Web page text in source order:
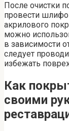
После очистки
провести
акрилового
можно
в зависимости
следует
избежать
Как
своими